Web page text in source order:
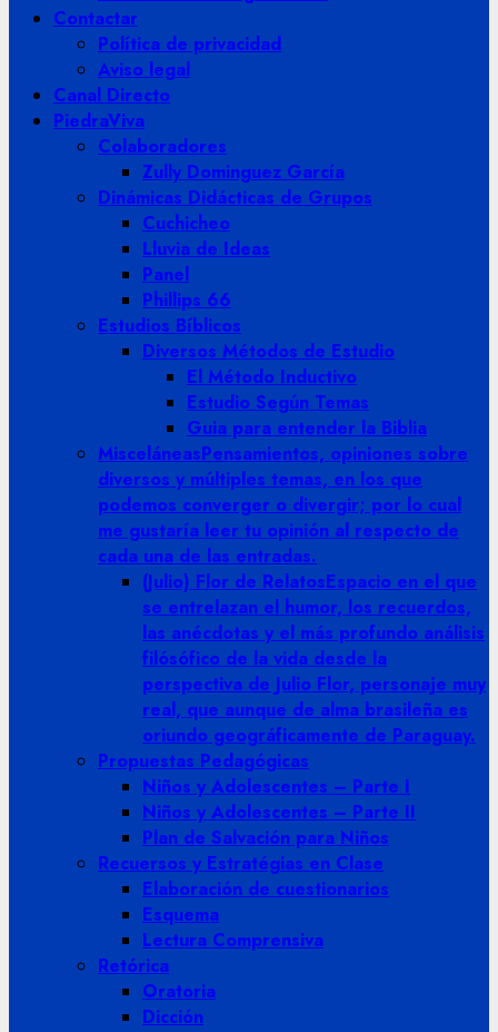
Contactar
Política de privacidad
Aviso legal
Canal Directo
PiedraViva
Colaboradores
Zully Dominguez García
Dinámicas Didácticas de Grupos
Cuchicheo
Lluvia de Ideas
Panel
Phillips 66
Estudios Bíblicos
Diversos Métodos de Estudio
El Método Inductivo
Estudio Según Temas
Guia para entender la Biblia
MisceláneasPensamientos, opiniones sobre
diversos y múltiples temas, en los que
podemos converger o divergir; por lo cual
me gustaría leer tu opinión al respecto de
cada una de las entradas.
(Julio) Flor de RelatosEspacio en el que
se entrelazan el humor, los recuerdos,
las anécdotas y el más profundo análisis
filósófico de la vida desde la
perspectiva de Julio Flor, personaje muy
real, que aunque de alma brasileña es
oriundo geográficamente de Paraguay.
Propuestas Pedagógicas
Niños y Adolescentes – Parte I
Niños y Adolescentes – Parte II
Plan de Salvación para Niños
Recuersos y Estratégias en Clase
Elaboración de cuestionarios
Esquema
Lectura Comprensiva
Retórica
Oratoria
Dicción